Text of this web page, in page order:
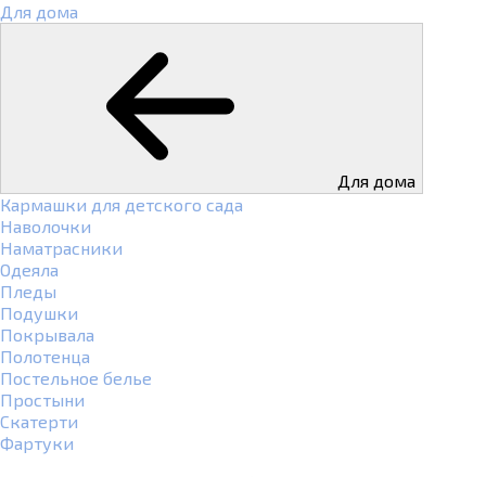
Для дома
Для дома
Кармашки для детского сада
Наволочки
Наматрасники
Одеяла
Пледы
Подушки
Покрывала
Полотенца
Постельное белье
Простыни
Скатерти
Фартуки